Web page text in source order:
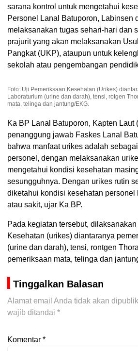
sarana kontrol untuk mengetahui
Personel Lanal Batuporon, Labinsen
melaksanakan tugas sehari-hari dan
prajurit yang akan melaksanakan
Pangkat (UKP), ataupun untuk
sekolah atau pengembangan
Foto: Uji Pemeriksaan Kesehatan (Urikes)
Laboraturium (urine dan darah), tensi, rotgen
mata, telinga dan jantung/EKG.
Ka BP Lanal Batuporon, Kapten
penanggung jawab Faskes Lanal
bahwa manfaat urikes adalah
personel, dengan melaksanakan
mengetahui kondisi kesehatan
sesungguhnya. Dengan urikes rutin
diketahui kondisi kesehatan personel
atau sakit, ujar Ka BP.
Pada kegiatan tersebut,
Kesehatan (urikes) diantaranya
(urine dan darah), tensi, rontgen
pemeriksaan mata, telinga dan
Tinggalkan Balasan
Alamat email Anda tidak akan
wajib ditandai *
Komentar *